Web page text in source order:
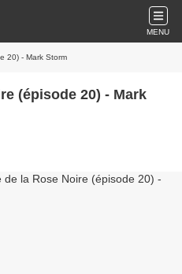
MENU
20) - Mark Storm
(épisode 20) - Mark